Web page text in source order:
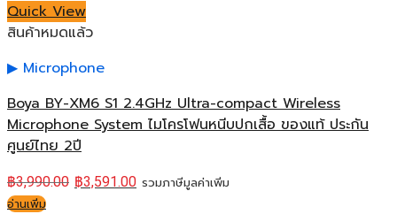
Quick View
สินค้าหมดแล้ว
Microphone
Boya BY-XM6 S1 2.4GHz Ultra-compact Wireless
Microphone System ไมโครโฟนหนีบปกเสื้อ ของแท้ ประกัน
ศูนย์ไทย 2ปี
฿3,990.00 ฿3,591.00 รวมภาษีมูลค่าเพิ่ม
อ่านเพิ่ม